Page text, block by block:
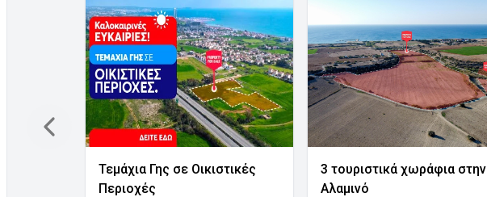
Τεμάχια Γης σε Οικιστικές
Περιοχές
3 τουριστικά χωράφια στην
Αλαμινό